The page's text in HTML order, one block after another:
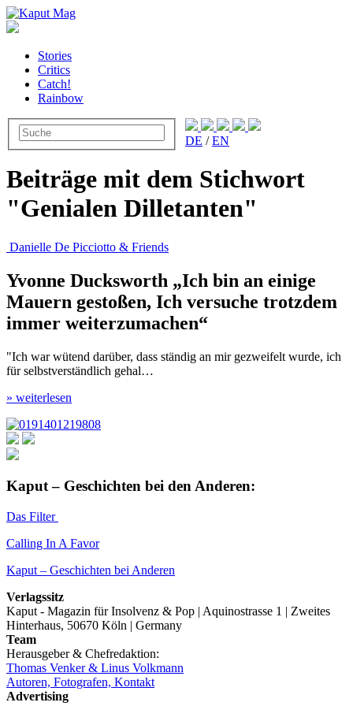
Stories
Critics
Catch!
Rainbow
DE /EN
Beiträge mit dem Stichwort
"Genialen Dilletanten"
Danielle De Picciotto & Friends
Yvonne Ducksworth „Ich bin an einige
Mauern gestoßen, Ich versuche trotzdem
immer weiterzumachen“
"Ich war wütend darüber, dass ständig an mir gezweifelt wurde, ich
für selbstverständlich gehal…
» weiterlesen
Kaput – Geschichten bei den Anderen:
Das Filter
Calling In A Favor
Kaput – Geschichten bei Anderen
Verlagssitz
Kaput - Magazin für Insolvenz & Pop | Aquinostrasse 1 | Zweites
Hinterhaus, 50670 Köln | Germany
Team
Herausgeber & Chefredaktion:
Thomas Venker & Linus Volkmann
Autoren, Fotografen, Kontakt
Advertising